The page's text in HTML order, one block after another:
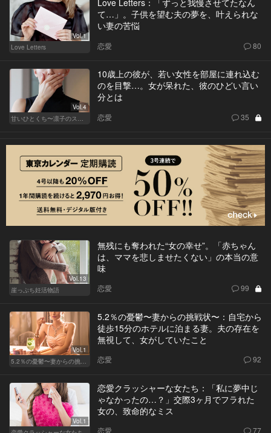
Vol.1
Love Letters
Love Letters：「ずっと我慢させてたなん
て…」。子供を望む夫の夢を、叶えられな
い妻の苦悩
恋愛 80
Vol.4
甘いひとくち〜凛子のスイーツ探訪記〜
10歳上の彼が、若い女性を部屋に連れ込む
のを目撃…。女が呆れた、彼のひどい言い
分とは
恋愛 35
Vol.13
崖っぷち妊活物語
無残にも奪われた“女の幸せ”。「赤ちゃん
は、ママを悲しませたくない」の本当の意
味
恋愛 99
Vol.1
5.2％の憂鬱〜妻からの挑戦状〜
5.2％の憂鬱〜妻からの挑戦状〜：自宅から
徒歩15分のホテルに泊まる妻。夫の存在を
無視して、女がしていたこと
恋愛 92
Vol.1
恋愛クラッシャーな女たち：「私に夢中じ
ゃなかったの…？」交際3ヶ月でフラれた
女の、致命的なミス
恋愛 77